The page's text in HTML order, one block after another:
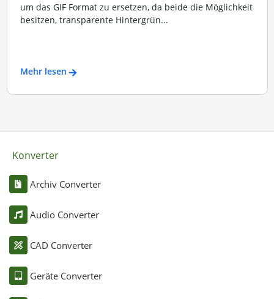
um das GIF Format zu ersetzen, da beide die Möglichkeit
besitzen, transparente Hintergrün...
Mehr lesen
Konverter
Archiv Converter
Audio Converter
CAD Converter
Geräte Converter